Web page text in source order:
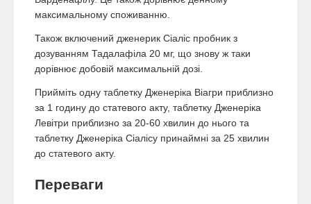
максимальному споживанню.
Також включений дженерик Сіаліс пробник з
дозуванням Тадалафіла 20 мг, що знову ж таки
дорівнює добовій максимальній дозі.
Прийміть одну таблетку Дженеріка Віагри приблизно
за 1 годину до статевого акту, таблетку Дженеріка
Левітри приблизно за 20-60 хвилин до нього та
таблетку Дженеріка Сіалісу принаймні за 25 хвилин
до статевого акту.
Переваги